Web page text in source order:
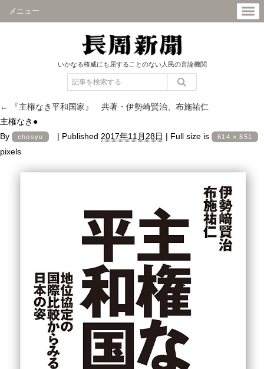
メニュー
いかなる権威にも屈することのない人民の言論機関
←
『主権なき平和国家』 共著・伊勢崎賢治、布施祐仁
主権なき●
By
chosyu | Published 2017年11月28日 | Full size is 614 × 851
pixels